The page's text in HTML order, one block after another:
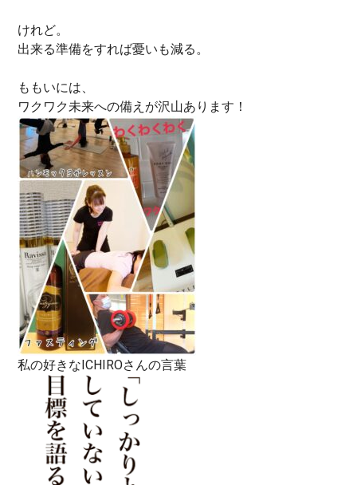
けれど。
出来る準備をすれば憂いも減る。
ももいには、
ワクワク未来への備えが沢山あります！
私の好きなICHIROさんの言葉